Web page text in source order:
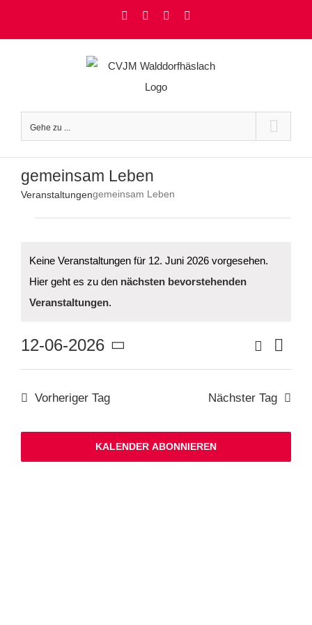
FacebookInstagramYouTube
Gehe zu ...
gemeinsam Leben
Veranstaltungengemeinsam Leben
Juni
2026
Hinweis
Keine Veranstaltungen für 12. Juni 2026 vorgesehen.
Hier geht es zu den nächsten bevorstehenden
Veranstaltungen.
und
Navigation
Suche
Tag
12-06-2026
Datum
Vorheriger Tag Nächster Tag
KALENDER ABONNIEREN